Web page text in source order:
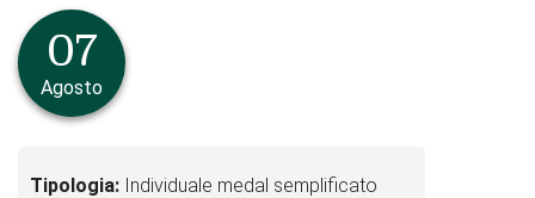
07
Agosto
Tipologia: Individuale medal semplificato